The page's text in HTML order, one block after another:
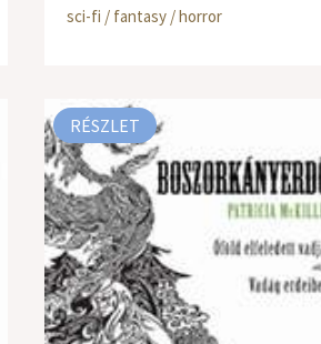
sci-fi / fantasy / horror
RÉSZLET